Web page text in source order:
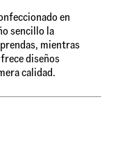
en
sencillo la
mientras
diseños
calidad.